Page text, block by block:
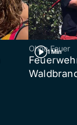
1 Min
Ohne Feuer